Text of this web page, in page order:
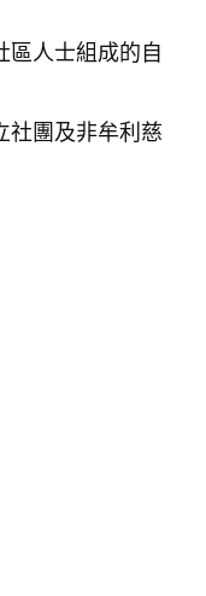
o
區人士組成的自
社團及非牟利慈